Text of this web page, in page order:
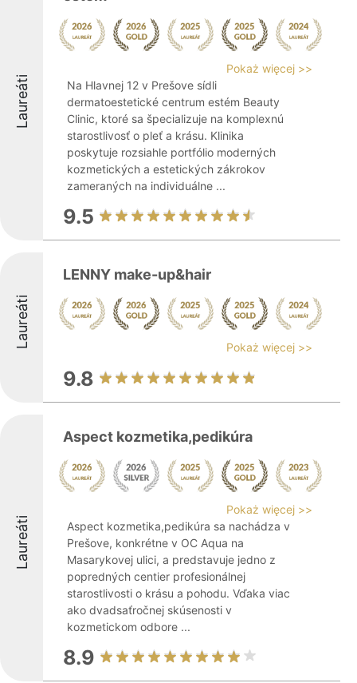
Laureáti
Pokaż więcej >>
Na Hlavnej 12 v Prešove sídli
dermatoestetické centrum estém Beauty
Clinic, ktoré sa špecializuje na komplexnú
starostlivosť o pleť a krásu. Klinika
poskytuje rozsiahle portfólio moderných
kozmetických a estetických zákrokov
zameraných na individuálne ...
9.5
Laureáti
LENNY make-up&hair
Pokaż więcej >>
9.8
Laureáti
Aspect kozmetika,pedikúra
Pokaż więcej >>
Aspect kozmetika,pedikúra sa nachádza v
Prešove, konkrétne v OC Aqua na
Masarykovej ulici, a predstavuje jedno z
popredných centier profesionálnej
starostlivosti o krásu a pohodu. Vďaka viac
ako dvadsaťročnej skúsenosti v
kozmetickom odbore ...
8.9